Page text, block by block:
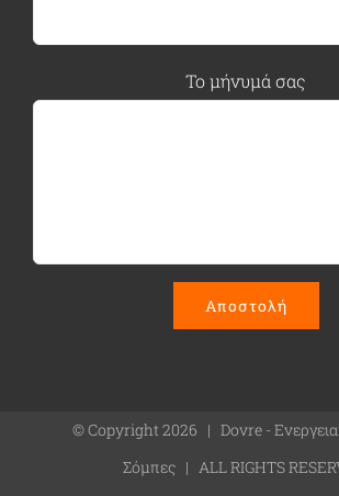
Το μήνυμά σας
© Copyright2026 | Dovre -
Σόμπες | ALL RIGHTS